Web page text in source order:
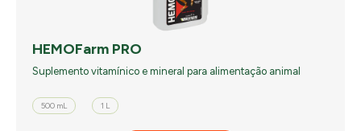
HEMOFarm PRO
Suplemento vitamínico e mineral para alimentação animal
500 mL 1 L